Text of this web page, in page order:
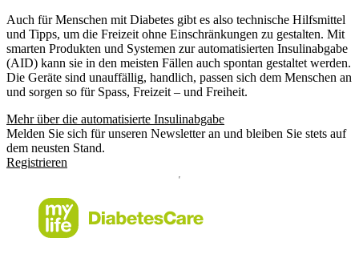
Auch für Menschen mit Diabetes gibt es also technische Hilfsmittel
und Tipps, um die Freizeit ohne Einschränkungen zu gestalten. Mit
smarten Produkten und Systemen zur automatisierten Insulinabgabe
(AID) kann sie in den meisten Fällen auch spontan gestaltet werden.
Die Geräte sind unauffällig, handlich, passen sich dem Menschen an
und sorgen so für Spass, Freizeit – und Freiheit.
Mehr über die automatisierte Insulinabgabe
Melden Sie sich für unseren Newsletter an und bleiben Sie stets auf
dem neusten Stand.
Registrieren